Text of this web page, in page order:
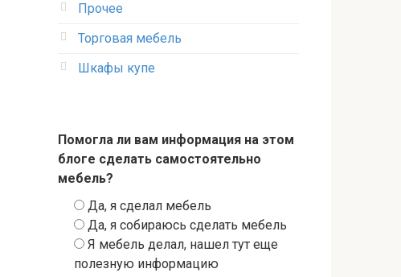
Прочее
Торговая мебель
Шкафы купе
Помогла ли вам информация на этом
блоге сделать самостоятельно
мебель?
Да, я сделал мебель
Да, я собираюсь сделать мебель
Я мебель делал, нашел тут еще
полезную информацию